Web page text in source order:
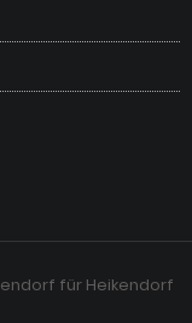
für Heikendorf